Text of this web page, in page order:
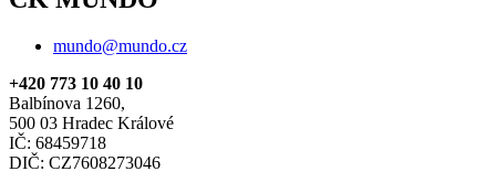
mundo@mundo.cz
+420 773 10 40 10
Balbínova 1260,
500 03 Hradec Králové
IČ: 68459718
DIČ: CZ7608273046